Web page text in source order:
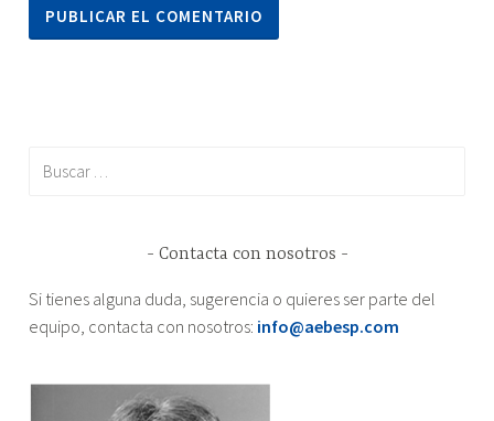
Contacta con nosotros
Si tienes alguna duda, sugerencia o quieres ser parte del
equipo, contacta con nosotros: info@aebesp.com